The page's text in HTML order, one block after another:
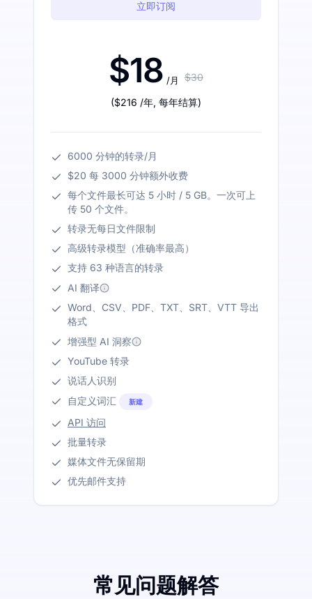
立即订阅
$18 /月 $30
($216 /年, 每年结算)
6000 分钟的转录/月
$20 每 3000 分钟额外收费
每个文件最长可达 5 小时 / 5 GB。一次可上
传 50 个文件。
转录无每日文件限制
高级转录模型（准确率最高）
支持 63 种语言的转录
AI 翻译
Word、CSV、PDF、TXT、SRT、VTT 导出
格式
增强型 AI 洞察
YouTube 转录
说话人识别
自定义词汇
新建
API 访问
批量转录
媒体文件无保留期
优先邮件支持
常见问题解答